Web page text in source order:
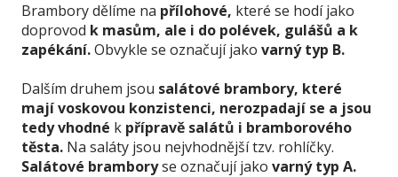
Brambory dělíme na přílohové, které se hodí jako
doprovod k masům, ale i do polévek, gulášů a k
zapékání.Obvykle se označují jako varný typ B.
Dalším druhem jsou salátové brambory, které
mají voskovou konzistenci, nerozpadají se a jsou
tedy vhodné k přípravě salátů i bramborového
těsta. Na saláty jsou nejvhodnější tzv. rohlíčky.
Salátové bramboryse označují jako varný typ A.